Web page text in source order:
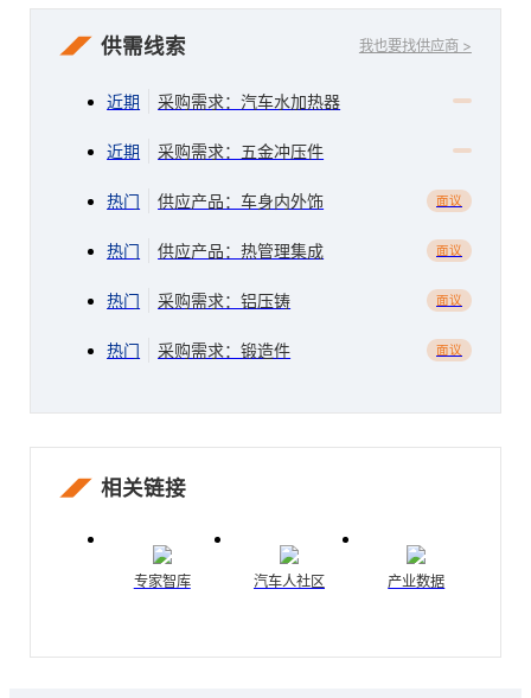
供需线索 我也要找供应商 >
近期 采购需求：汽车水加热器
近期 采购需求：五金冲压件
热门 供应产品：车身内外饰 面议
热门 供应产品：热管理集成 面议
热门 采购需求：铝压铸 面议
热门 采购需求：锻造件 面议
相关链接
专家智库 汽车人社区 产业数据